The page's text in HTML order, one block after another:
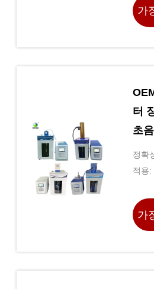
가
터
초
니저
가